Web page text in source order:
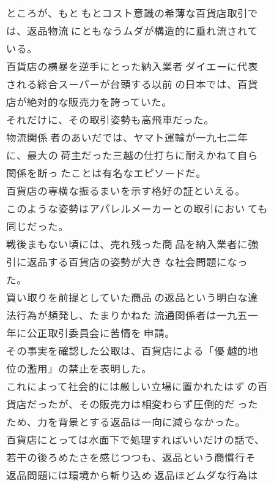
ところが、もと もとコスト意識の希薄な百貨店取引で
は、返品物流 にともなうムダが構造的に垂れ流されて
いる。
百貨店の横暴を逆手にとった納入業者 ダイエーに代表
される総合スーパーが台頭する以前 の日本では、百貨
店が絶対的な販売力を誇っていた。
それだけに、その取引姿勢も高飛車だった。
物流関係 者のあいだでは、ヤマト運輸が一九七二年
に、最大の 荷主だった三越の仕打ちに耐えかねて自ら
関係を断っ たことは有名なエピソードだ。
百貨店の専横な振るまいを示す格好の証といえる。
このような姿勢はアパレルメーカーとの取引におい ても
同じだった。
戦後まもない頃には、売れ残った商 品を納入業者に強
引に返品する百貨店の姿勢が大き な社会問題になっ
た。
買い取りを前提としていた商品 の返品という明白な違
法行為が頻発し、たまりかねた 流通関係者は一九五一
年に公正取引委員会に苦情を 申請。
その事実を確認した公取は、百貨店による「優 越的地
位の濫用」の禁止を表明した。
これによって社会的には厳しい立場に置かれたはず の百
貨店だったが、その販売力は相変わらず圧倒的だ った
ため、力を背景とする返品は一向に減らなかった。
百貨店にとっては水面下で処理すればいいだけの話で、
若干の後ろめたさを感じつつも、返品という商慣行そ
返品問題には環境から斬り込め 返品ほどムダな行為は